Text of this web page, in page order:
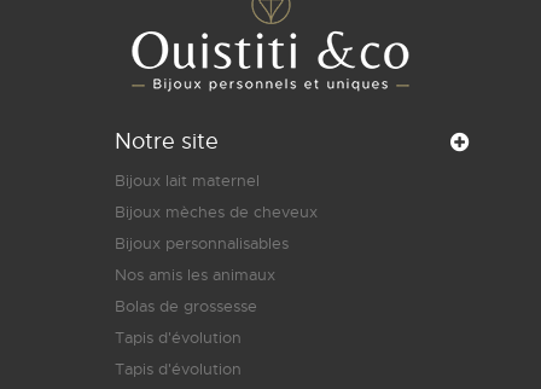
Notre site
Bijoux lait maternel
Bijoux mèches de cheveux
Bijoux personnalisables
Nos amis les animaux
Bolas de grossesse
Tapis d'évolution
Tapis d'évolution